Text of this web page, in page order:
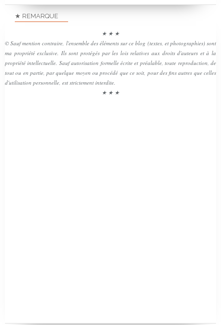
★ REMARQUE
★ ★ ★
© Sauf mention contraire, l'ensemble des éléments sur ce blog (textes, et photographies) sont
ma propriété exclusive. Ils sont protégés par les lois relatives aux droits d'auteurs et à la
propriété intellectuelle. Sauf autorisation formelle écrite et préalable, toute reproduction, de
tout ou en partie, par quelque moyen ou procédé que ce soit, pour des fins autres que celles
d'utilisation personnelle, est strictement interdite.
★ ★ ★